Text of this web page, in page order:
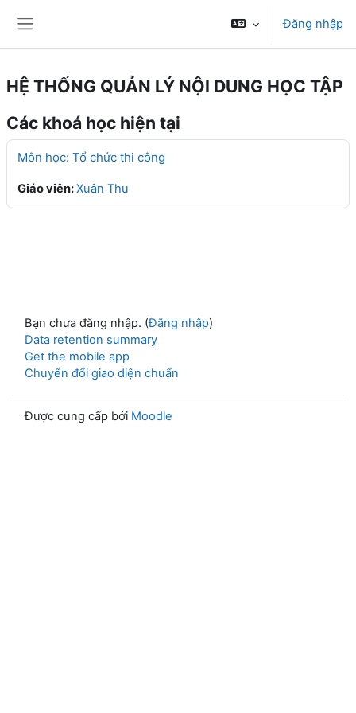
Đăng nhập
HỆ THỐNG QUẢN LÝ NỘI DUNG HỌC TẬP
Các khoá học hiện tại
Môn học: Tổ chức thi công
Giáo viên:Xuân Thu
Bạn chưa đăng nhập. (Đăng nhập)
Data retention summary
Get the mobile app
Chuyển đổi giao diện chuẩn
Được cung cấp bởi Moodle